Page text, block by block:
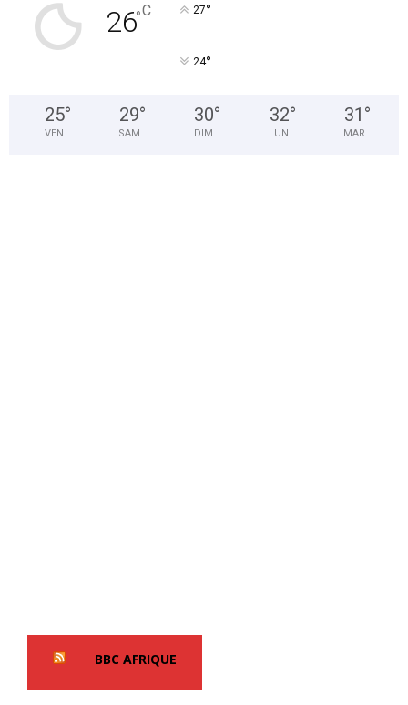
26°C 27°
24°
25°
VEN
29°
SAM
30°
DIM
32°
LUN
31 °
MAR
BBC AFRIQUE